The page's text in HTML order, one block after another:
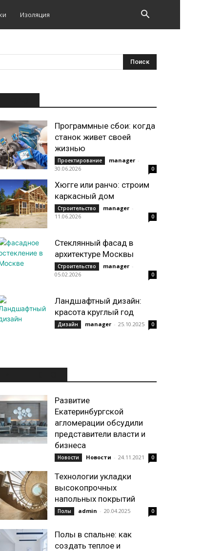
Изоляция
Программные сбои: когда
станок живет своей
жизнью
Проектирование manager -
30.06.2026
0
Хюгге или ранчо: строим
каркасный дом
Строительство manager -
11.06.2026
0
Стеклянный фасад в
архитектуре Москвы
Строительство manager -
05.02.2026
0
Ландшафтный дизайн:
красота круглый год
Дизайн manager - 25.10.2025 0
Развитие
Екатеринбургской
агломерации обсудили
представители власти и
бизнеса
Новости Новости - 24.11.2021 0
Технологии укладки
высокопрочных
напольных покрытий
Полы admin - 20.04.2025 0
Полы в спальне: как
создать теплое и